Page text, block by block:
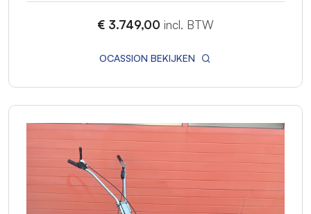
€ 3.749,00 incl. BTW
OCASSION BEKIJKEN